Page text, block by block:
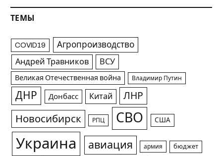
ТЕМЫ
COVID19 Агропроизводство
Андрей Травников ВСУ
Великая Отечественная война Владимир Путин
ДНР Донбасс Китай ЛНР
Новосибирск РПЦ СВО США
Украина авиация армия бюджет